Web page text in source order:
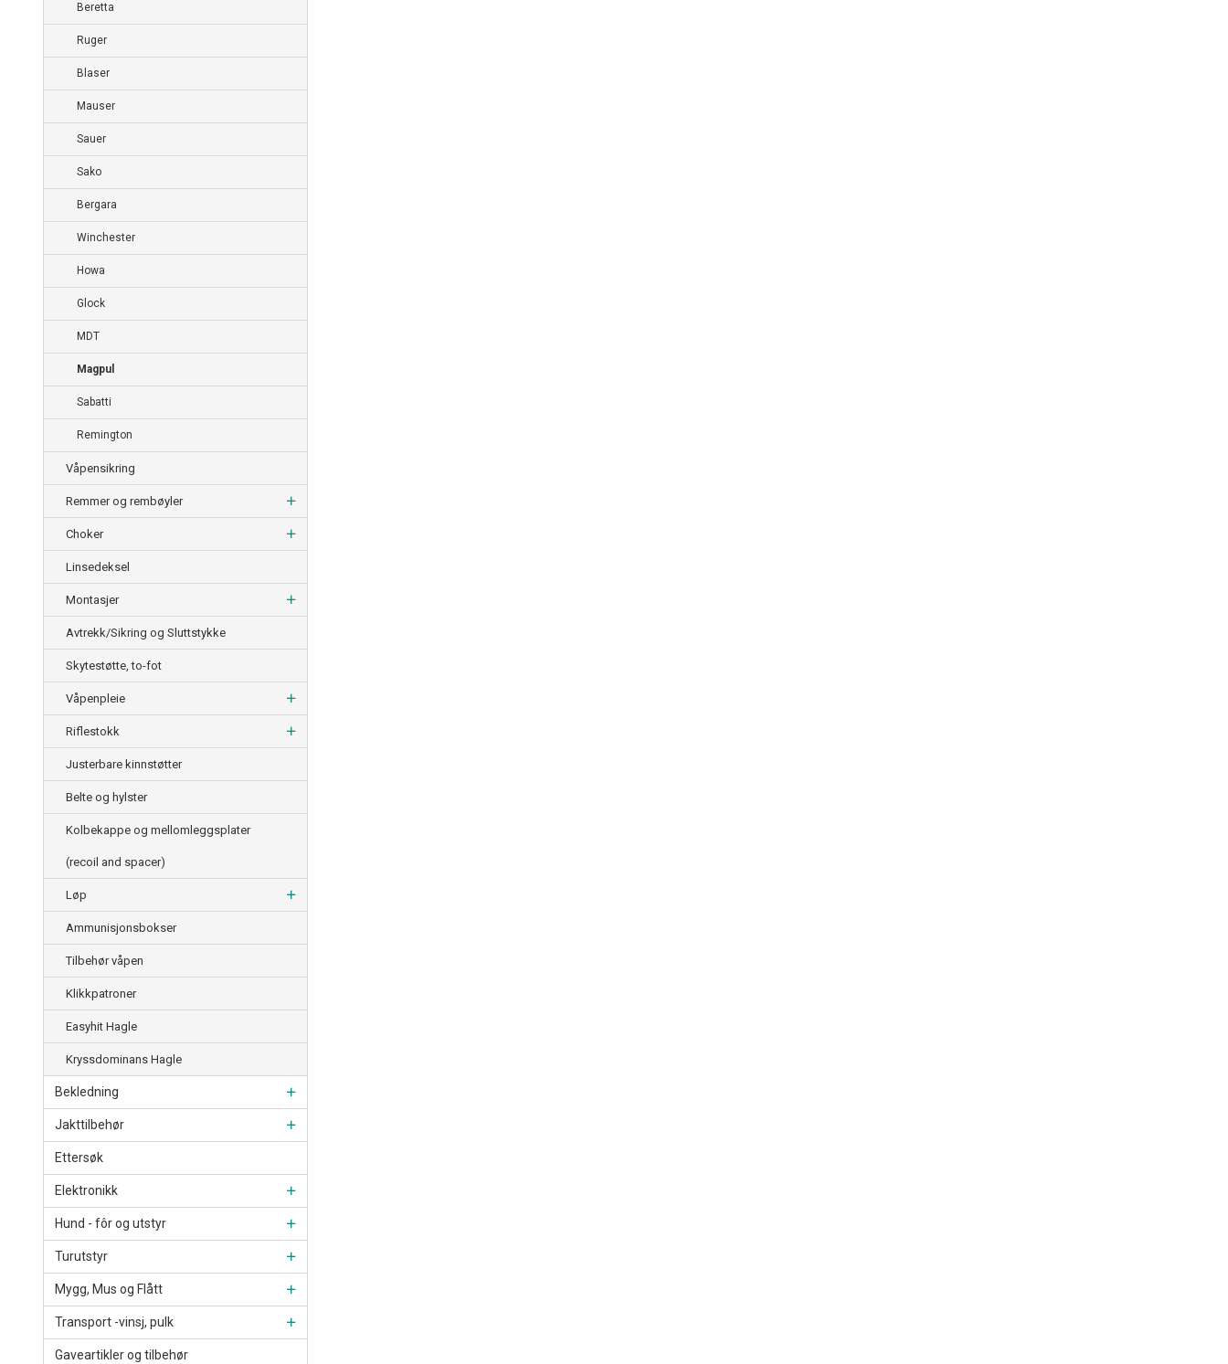
Beretta
Ruger
Blaser
Mauser
Sauer
Sako
Bergara
Winchester
Howa
Glock
MDT
Magpul
Sabatti
Remington
Våpensikring
Remmer og rembøyler
Choker
Linsedeksel
Montasjer
Avtrekk/Sikring og Sluttstykke
Skytestøtte, to-fot
Våpenpleie
Riflestokk
Justerbare kinnstøtter
Belte og hylster
Kolbekappe og mellomleggsplater
(recoil and spacer)
Løp
Ammunisjonsbokser
Tilbehør våpen
Klikkpatroner
Easyhit Hagle
Kryssdominans Hagle
Bekledning
Jakttilbehør
Ettersøk
Elektronikk
Hund - fôr og utstyr
Turutstyr
Mygg, Mus og Flått
Transport -vinsj, pulk
Gaveartikler og tilbehør